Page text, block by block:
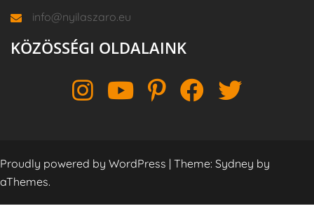
info@nyilaszaro.eu
KÖZÖSSÉGI OLDALAINK
InstagramYouTubePinterest FacebookTwitter
Proudly powered by WordPress | Theme: Sydney by
aThemes.